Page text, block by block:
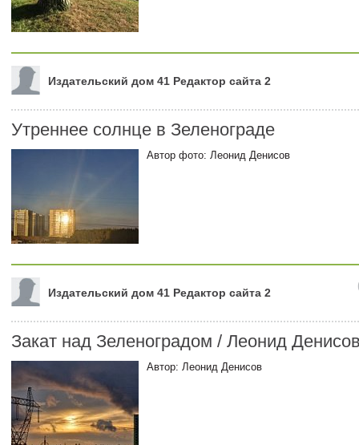
Издательский дом 41 Редактор сайта 2
Утреннее солнце в Зеленограде
Автор фото: Леонид Денисов
Издательский дом 41 Редактор сайта 2
Закат над Зеленоградом / Леонид
Автор: Леонид Денисов